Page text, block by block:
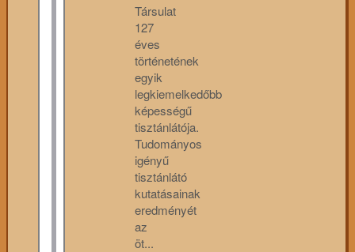
Társulat
127
éves
történetének
egyik
legkiemelkedőbb
képességű
tisztánlátója.
Tudományos
igényű
tisztánlátó
kutatásainak
eredményét
az
öt...